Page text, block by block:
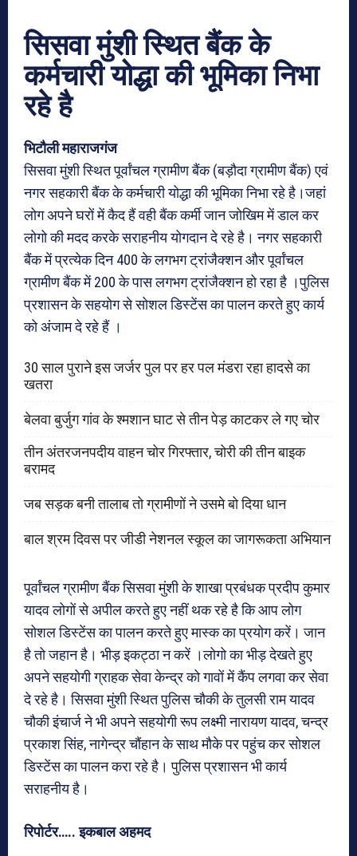
सिसवा मुंशी स्थित बैंक के
कर्मचारी योद्धा की भूमिका निभा
रहे है
भिटौली महाराजगंज
सिसवा मुंशी स्थित पूर्वांचल ग्रामीण बैंक (बड़ौदा ग्रामीण बैंक) एवं
नगर सहकारी बैंक के कर्मचारी योद्धा की भूमिका निभा रहे है।जहां
लोग अपने घरों में कैद हैं वही बैंक कर्मी जान जोखिम में डाल कर
लोगो की मदद करके सराहनीय योगदान दे रहे है। नगर सहकारी
बैंक में प्रत्येक दिन 400 के लगभग ट्रांजैक्शन और पूर्वांचल
ग्रामीण बैंक में 200 के पास लगभग ट्रांजैक्शन हो रहा है ।पुलिस
प्रशासन के सहयोग से सोशल डिस्टेंस का पालन करते हुए कार्य
को अंजाम दे रहे हैं ।
30 साल पुराने इस जर्जर पुल पर हर पल मंडरा रहा हादसे का
खतरा
बेलवा बुर्जुग गांव के श्मशान घाट से तीन पेड़ काटकर ले गए चोर
तीन अंतरजनपदीय वाहन चोर गिरफ्तार, चोरी की तीन बाइक
बरामद
जब सड़क बनी तालाब तो ग्रामीणों ने उसमे बो दिया धान
बाल श्रम दिवस पर जीडी नेशनल स्कूल का जागरूकता अभियान
पूर्वांचल ग्रामीण बैंक सिसवा मुंशी के शाखा प्रबंधक प्रदीप कुमार
यादव लोगों से अपील करते हुए नहीं थक रहे है कि आप लोग
सोशल डिस्टेंस का पालन करते हुए मास्क का प्रयोग करें। जान
है तो जहान है। भीड़ इकट्ठा न करें ।लोगो का भीड़ देखते हुए
अपने सहयोगी ग्राहक सेवा केन्द्र को गावों में कैंप लगवा कर सेवा
दे रहे है। सिसवा मुंशी स्थित पुलिस चौकी के तुलसी राम यादव
चौकी इंचार्ज ने भी अपने सहयोगी रूप लक्ष्मी नारायण यादव, चन्द्र
प्रकाश सिंह, नागेन्द्र चौंहान के साथ मौके पर पहुंच कर सोशल
डिस्टेंस का पालन करा रहे है। पुलिस प्रशासन भी कार्य
सराहनीय है।
रिपोर्टर….. इकबाल अहमद